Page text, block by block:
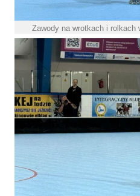
Zawody na wrotkach i rolkach